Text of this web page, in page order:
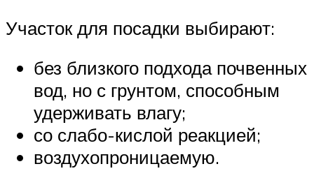
Участок для посадки выбирают:
без близкого подхода почвенных
вод, но с грунтом, способным
удерживать влагу;
со слабо-кислой реакцией;
воздухопроницаемую.